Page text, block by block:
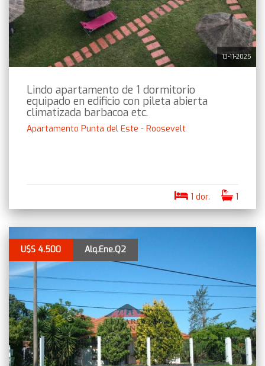
13-11-2025
Lindo apartamento de 1 dormitorio
equipado en edificio con pileta abierta
climatizada barbacoa etc.
Apartamento Punta del Este - Roosevelt
1 dor. 1
U$S 4.500 Alq.Ene.Q2